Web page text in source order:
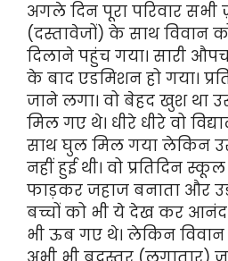
अगले दिन पूरा परिवार सभी
(दस्तावेजों) के साथ विवान
दिलाने पहुंच गया। सारी
के बाद एडमिशन हो गया।
जाने लगा। वो बेहद खुश था
मिल गए थे। धीरे धीरे वो
साथ घुल मिल गया लेकिन
नहीं हुई थी। वो प्रतिदिन
फाड़कर जहाज बनाता और
बच्चों को भी ये देख कर आनंद
भी ऊब गए थे। लेकिन